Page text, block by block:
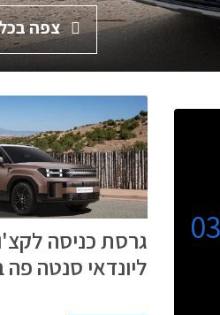
צפה
גרסת כניסה
ליונדאי סנטה